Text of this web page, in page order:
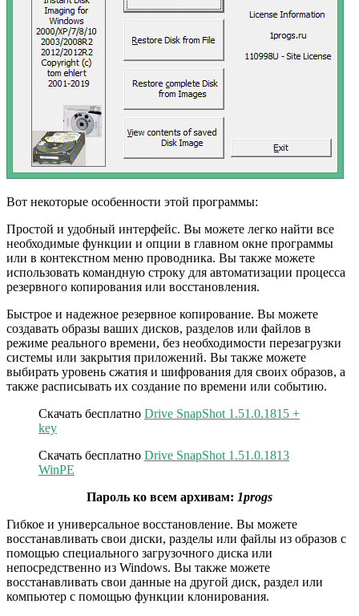
Вот некоторые особенности этой программы:
Простой и удобный интерфейс. Вы можете легко найти все
необходимые функции и опции в главном окне программы
или в контекстном меню проводника. Вы также можете
использовать командную строку для автоматизации процесса
резервного копирования или восстановления.
Быстрое и надежное резервное копирование. Вы можете
создавать образы ваших дисков, разделов или файлов в
режиме реального времени, без необходимости перезагрузки
системы или закрытия приложений. Вы также можете
выбирать уровень сжатия и шифрования для своих образов, а
также расписывать их создание по времени или событию.
Скачать бесплатно Drive SnapShot 1.51.0.1815 +
key
Скачать бесплатно Drive SnapShot 1.51.0.1813
WinPE
Пароль ко всем архивам: 1progs
Гибкое и универсальное восстановление. Вы можете
восстанавливать свои диски, разделы или файлы из образов с
помощью специального загрузочного диска или
непосредственно из Windows. Вы также можете
восстанавливать свои данные на другой диск, раздел или
компьютер с помощью функции клонирования.